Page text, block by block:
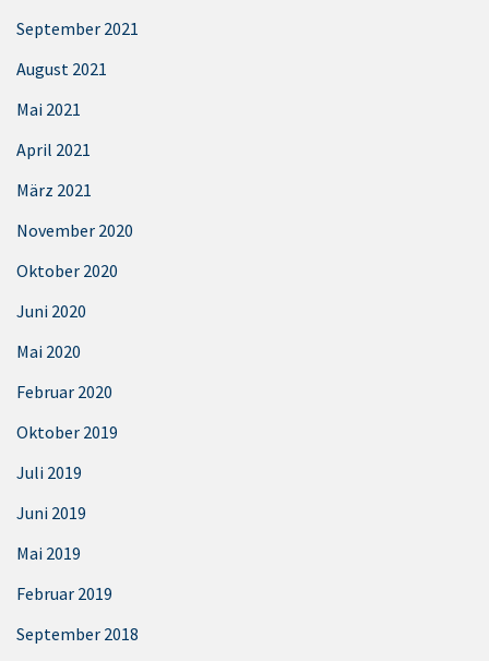
September 2021
August 2021
Mai 2021
April 2021
März 2021
November 2020
Oktober 2020
Juni 2020
Mai 2020
Februar 2020
Oktober 2019
Juli 2019
Juni 2019
Mai 2019
Februar 2019
September 2018